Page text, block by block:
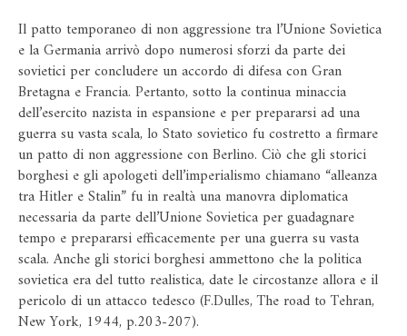
Il patto temporaneo di non aggressione tra l’Unione Sovietica
e la Germania arrivò dopo numerosi sforzi da parte dei
sovietici per concludere un accordo di difesa con Gran
Bretagna e Francia. Pertanto, sotto la continua minaccia
dell’esercito nazista in espansione e per prepararsi ad una
guerra su vasta scala, lo Stato sovietico fu costretto a firmare
un patto di non aggressione con Berlino. Ciò che gli storici
borghesi e gli apologeti dell’imperialismo chiamano “alleanza
tra Hitler e Stalin” fu in realtà una manovra diplomatica
necessaria da parte dell’Unione Sovietica per guadagnare
tempo e prepararsi efficacemente per una guerra su vasta
scala. Anche gli storici borghesi ammettono che la politica
sovietica era del tutto realistica, date le circostanze allora e il
pericolo di un attacco tedesco (F.Dulles, The road to Tehran,
New York, 1944, p.203-207).